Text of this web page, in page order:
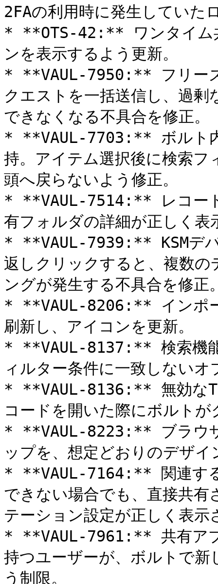
2FAの利用時に発生していた
* **OTS-42:** ワンタイム
ンを表示するよう更新。
* **VAUL-7950:** フリーズ
クエストを一括送信し、過
できなくなる不具合を修正。
* **VAUL-7703:** ボルト内
持。アイテム選択後に検索
頭へ戻らないよう修正。
* **VAUL-7514:** レコード
有フォルダの詳細が正しく表
* **VAUL-7939:** KSMデバ
返しクリックすると、複数
ングが発生する不具合を修正
* **VAUL-8206:** インポー
刷新し、アイコンを更新。
* **VAUL-8137:** 検索機能
ィルター条件に一致しない
* **VAUL-8136:** 無効な
コードを開いた際にボルト
* **VAUL-8223:** ブラウザ
ップを、想定どおりのデザ
* **VAUL-7164:** 関連す
できない場合でも、直接共有
テーション設定が正しく表示
* **VAUL-7961:** 共有アプ
持つユーザーが、ボルトで
う制限。